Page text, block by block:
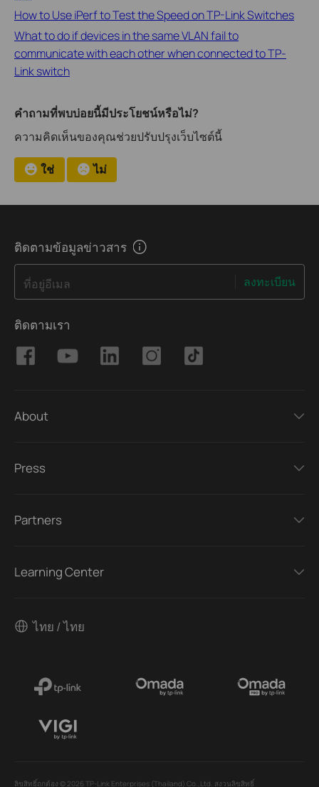
How to Use iPerf to Test the Speed on TP-Link Switches
What to do if devices in the same VLAN fail to
communicate with each other when connected to TP-
Link switch
คำถามที่พบบ่อยนี้มีประโยชน์หรือไม่?
ความคิดเห็นของคุณช่วยปรับปรุงเว็บไซต์นี้
ใช่ ไม่
ติดตามข้อมูลข่าวสาร
ที่อยู่อีเมล ลงทะเบียน
ติดตามเรา
About
Press
Partners
Learning Center
ไทย / ไทย
ลิขสิทธิ์ถูกต้อง © 2026 TP-Link Enterprises (Thailand) Co.,Ltd. สงวนลิขสิทธิ์